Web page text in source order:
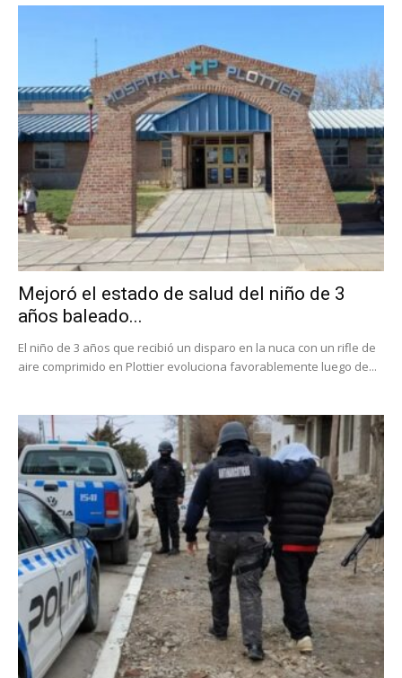
Mejoró el estado de salud del niño de 3
años baleado...
El niño de 3 años que recibió un disparo en la nuca con un rifle de
aire comprimido en Plottier evoluciona favorablemente luego de...